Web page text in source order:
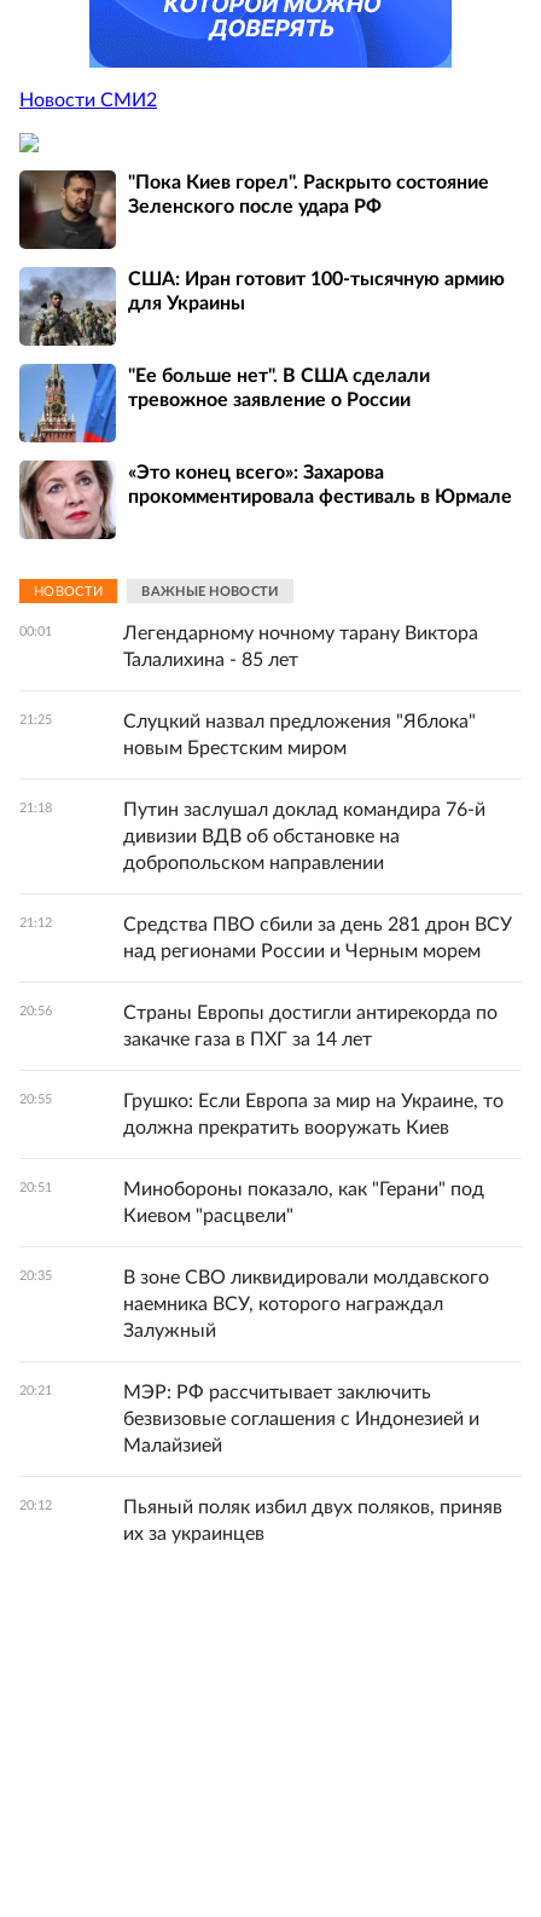
Новости СМИ2
"Пока Киев горел". Раскрыто состояние
Зеленского после удара РФ
США: Иран готовит 100-тысячную армию
для Украины
"Ее больше нет". В США сделали
тревожное заявление о России
«Это конец всего»: Захарова
прокомментировала фестиваль в Юрмале
НОВОСТИ ВАЖНЫЕ НОВОСТИ
00:01
Легендарному ночному тарану Виктора
Талалихина - 85 лет
21:25
Слуцкий назвал предложения "Яблока"
новым Брестским миром
21:18
Путин заслушал доклад командира 76-й
дивизии ВДВ об обстановке на
добропольском направлении
21:12
Средства ПВО сбили за день 281 дрон ВСУ
над регионами России и Черным морем
20:56
Страны Европы достигли антирекорда по
закачке газа в ПХГ за 14 лет
20:55
Грушко: Если Европа за мир на Украине, то
должна прекратить вооружать Киев
20:51
Минобороны показало, как "Герани" под
Киевом "расцвели"
20:35
В зоне СВО ликвидировали молдавского
наемника ВСУ, которого награждал
Залужный
20:21
МЭР: РФ рассчитывает заключить
безвизовые соглашения с Индонезией и
Малайзией
20:12
Пьяный поляк избил двух поляков, приняв
их за украинцев